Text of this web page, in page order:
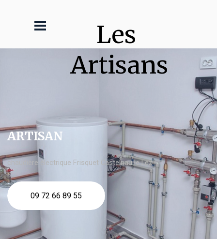
Les
Artisans
ARTISAN
chaudière électrique Frisquet Castelnau le Lez
09 72 66 89 55